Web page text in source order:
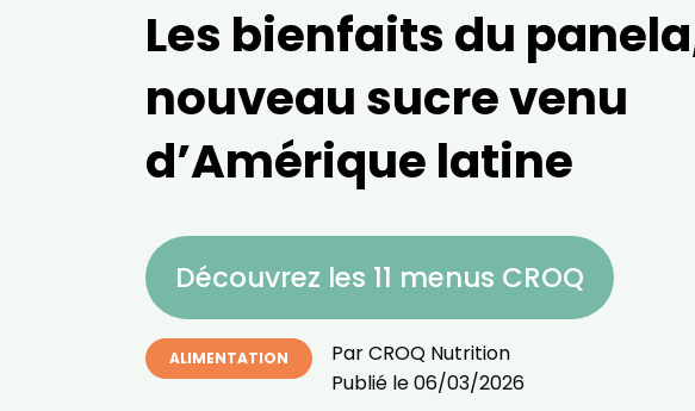
Les bienfaits du
nouveau sucre venu
d’Amérique latine
Découvrez les 11 menus CROQ
ALIMENTATION ParCROQ Nutrition
Publié le06/03/2026